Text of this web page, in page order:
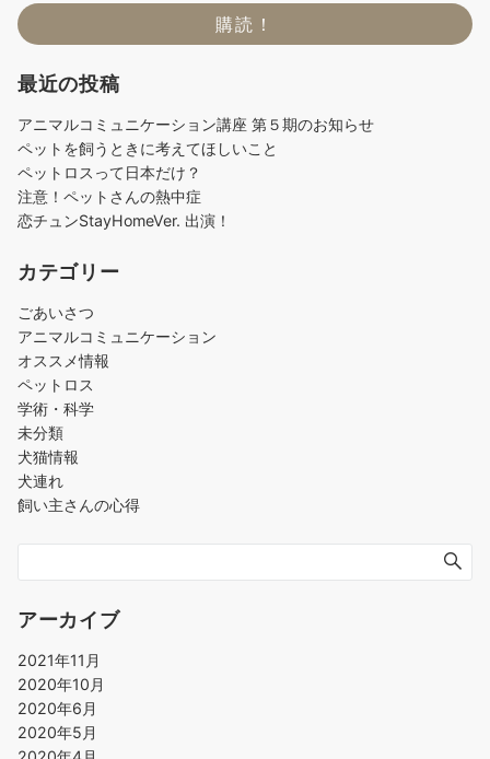
最近の投稿
アニマルコミュニケーション講座 第５期のお知らせ
ペットを飼うときに考えてほしいこと
ペットロスって日本だけ？
注意！ペットさんの熱中症
恋チュンStayHomeVer. 出演！
カテゴリー
ごあいさつ
アニマルコミュニケーション
オススメ情報
ペットロス
学術・科学
未分類
犬猫情報
犬連れ
飼い主さんの心得
アーカイブ
2021年11月
2020年10月
2020年6月
2020年5月